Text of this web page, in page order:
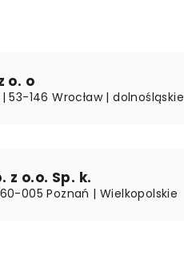
o. o
53-146 Wrocław | dolnośląskie
z o.o. Sp. k.
005 Poznań | Wielkopolskie